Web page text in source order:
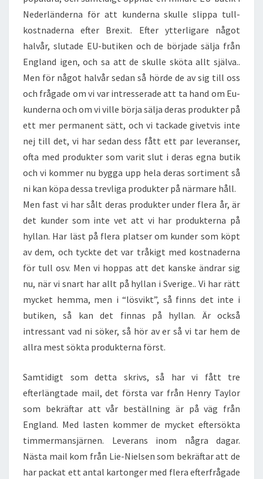
Nederländerna för att kunderna skulle slippa tull-
kostnaderna efter Brexit. Efter ytterligare något
halvår, slutade EU-butiken och de började sälja från
England igen, och sa att de skulle sköta allt själva..
Men för något halvår sedan så hörde de av sig till oss
och frågade om vi var intresserade att ta hand om Eu-
kunderna och om vi ville börja sälja deras produkter på
ett mer permanent sätt, och vi tackade givetvis inte
nej till det, vi har sedan dess fått ett par leveranser,
ofta med produkter som varit slut i deras egna butik
och vi kommer nu bygga upp hela deras sortiment så
ni kan köpa dessa trevliga produkter på närmare håll.
Men fast vi har sålt deras produkter under flera år, är
det kunder som inte vet att vi har produkterna på
hyllan. Har läst på flera platser om kunder som köpt
av dem, och tyckte det var tråkigt med kostnaderna
för tull osv. Men vi hoppas att det kanske ändrar sig
nu, när vi snart har allt på hyllan i Sverige.. Vi har rätt
mycket hemma, men i “lösvikt”, så finns det inte i
butiken, så kan det finnas på hyllan. Är också
intressant vad ni söker, så hör av er så vi tar hem de
allra mest sökta produkterna först.
Samtidigt som detta skrivs, så har vi fått tre
efterlängtade mail, det första var från Henry Taylor
som bekräftar att vår beställning är på väg från
England. Med lasten kommer de mycket eftersökta
timmermansjärnen. Leverans inom några dagar.
Nästa mail kom från Lie-Nielsen som bekräftar att de
har packat ett antal kartonger med flera efterfrågade